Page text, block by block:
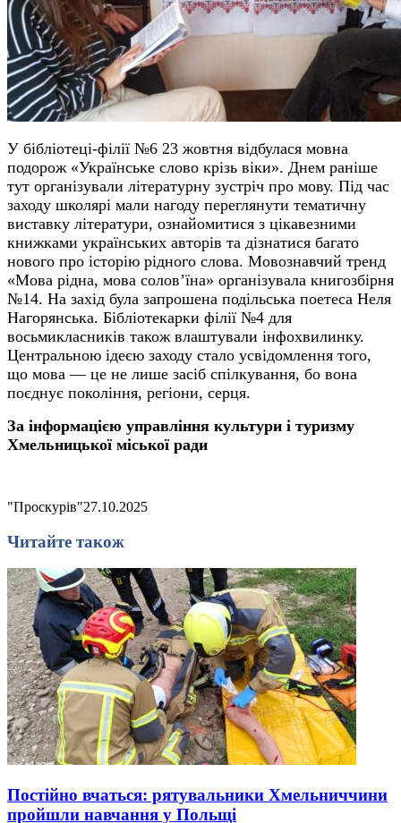
У бібліотеці-філії №6 23 жовтня відбулася мовна
подорож «Українське слово крізь віки». Днем раніше
тут організували літературну зустріч про мову. Під час
заходу школярі мали нагоду переглянути тематичну
виставку літератури, ознайомитися з цікавезними
книжками українських авторів та дізнатися багато
нового про історію рідного слова. Мовознавчий тренд
«Мова рідна, мова солов’їна» організувала книгозбірня
№14. На захід була запрошена подільська поетеса Неля
Нагорянська. Бібліотекарки філії №4 для
восьмикласників також влаштували інфохвилинку.
Центральною ідеєю заходу стало усвідомлення того,
що мова — це не лише засіб спілкування, бо вона
поєднує покоління, регіони, серця.
За інформацією управління культури і туризму
Хмельницької міської ради
"Проскурів"27.10.2025
Читайте також
Постійно вчаться: рятувальники Хмельниччини
пройшли навчання у Польщі